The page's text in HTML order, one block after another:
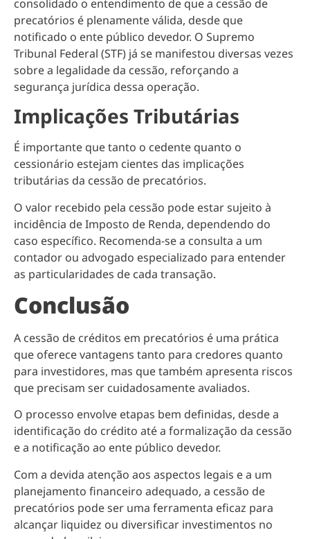
consolidado o entendimento de que a cessão de
precatórios é plenamente válida, desde que
notificado o ente público devedor. O Supremo
Tribunal Federal (STF) já se manifestou diversas vezes
sobre a legalidade da cessão, reforçando a
segurança jurídica dessa operação.
Implicações Tributárias
É importante que tanto o cedente quanto o
cessionário estejam cientes das implicações
tributárias da cessão de precatórios.
O valor recebido pela cessão pode estar sujeito à
incidência de Imposto de Renda, dependendo do
caso específico. Recomenda-se a consulta a um
contador ou advogado especializado para entender
as particularidades de cada transação.
Conclusão
A cessão de créditos em precatórios é uma prática
que oferece vantagens tanto para credores quanto
para investidores, mas que também apresenta riscos
que precisam ser cuidadosamente avaliados.
O processo envolve etapas bem definidas, desde a
identificação do crédito até a formalização da cessão
e a notificação ao ente público devedor.
Com a devida atenção aos aspectos legais e a um
planejamento financeiro adequado, a cessão de
precatórios pode ser uma ferramenta eficaz para
alcançar liquidez ou diversificar investimentos no